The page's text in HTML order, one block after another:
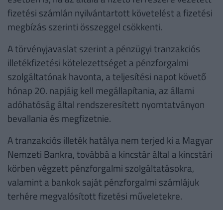
fizetési számlán nyilvántartott követelést a fizetési
megbízás szerinti összeggel csökkenti.
A törvényjavaslat szerint a pénzügyi tranzakciós
illetékfizetési kötelezettséget a pénzforgalmi
szolgáltatónak havonta, a teljesítési napot követő
hónap 20. napjáig kell megállapítania, az állami
adóhatóság által rendszeresített nyomtatványon
bevallania és megfizetnie.
A tranzakciós illeték hatálya nem terjed ki a Magyar
Nemzeti Bankra, továbbá a kincstár által a kincstári
körben végzett pénzforgalmi szolgáltatásokra,
valamint a bankok saját pénzforgalmi számlájuk
terhére megvalósított fizetési műveletekre.